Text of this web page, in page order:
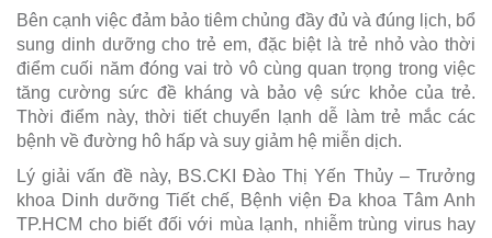
Bên cạnh việc đảm bảo tiêm chủng đầy đủ và đúng lịch, bổ
sung dinh dưỡng cho trẻ em, đặc biệt là trẻ nhỏ vào thời
điểm cuối năm đóng vai trò vô cùng quan trọng trong việc
tăng cường sức đề kháng và bảo vệ sức khỏe của trẻ.
Thời điểm này, thời tiết chuyển lạnh dễ làm trẻ mắc các
bệnh về đường hô hấp và suy giảm hệ miễn dịch.
Lý giải vấn đề này, BS.CKI Đào Thị Yến Thủy – Trưởng
khoa Dinh dưỡng Tiết chế, Bệnh viện Đa khoa Tâm Anh
TP.HCM cho biết đối với mùa lạnh, nhiễm trùng virus hay